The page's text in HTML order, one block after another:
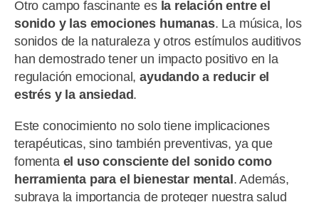
Otro campo fascinante es la relación entre el
sonido y las emociones humanas. La música, los
sonidos de la naturaleza y otros estímulos auditivos
han demostrado tener un impacto positivo en la
regulación emocional,ayudando a reducir el
estrés y la ansiedad.
Este conocimiento no solo tiene implicaciones
terapéuticas, sino también preventivas, ya que
fomenta el uso consciente del sonido como
herramienta para el bienestar mental. Además,
subraya la importancia de proteger nuestra salud